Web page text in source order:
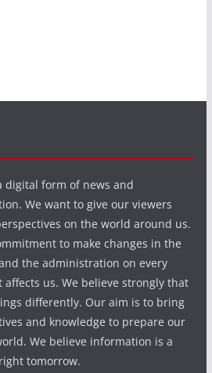
digital form of news and
We want to give our viewers
on the world around us.
to make changes in the
the administration on every
us. We believe strongly that
differently. Our aim is to bring
and knowledge to prepare our
We believe information is a
tomorrow.